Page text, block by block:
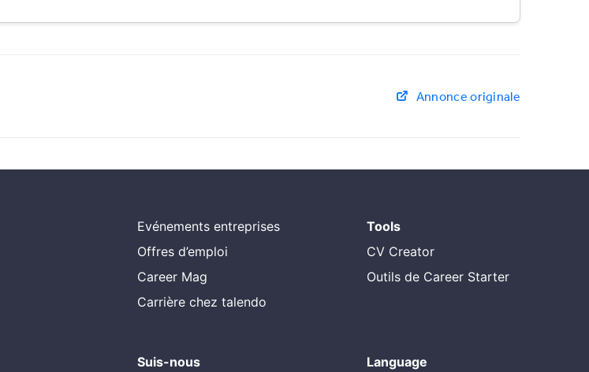
Annonce originale
Evénements entreprises
Offres d’emploi
Career Mag
Carrière chez talendo
Tools
CV Creator
Outils de Career Starter
Suis-nous Language